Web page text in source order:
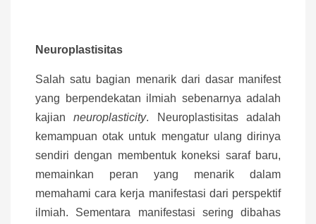
Neuroplastisitas
Salah satu bagian menarik dari dasar manifest
yang berpendekatan ilmiah sebenarnya adalah
kajianneuroplasticity. Neuroplastisitas adalah
kemampuan otak untuk mengatur ulang dirinya
sendiri dengan membentuk koneksi saraf baru,
memainkan peran yang menarik dalam
memahami cara kerja manifestasi dari perspektif
ilmiah. Sementara manifestasi sering dibahas